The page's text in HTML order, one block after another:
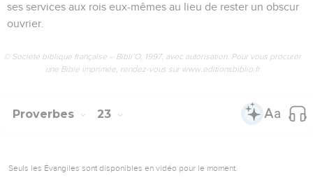
ses services aux rois eux-mêmes au lieu de rester un obscur
ouvrier.
© Société biblique française – Bibli’O, 1997, avec autorisation. Pour vous procurer
une Bible imprimée, rendez-vous sur www.editionsbiblio.fr
Proverbes 23
Seuls les Évangiles sont disponibles en vidéo pour le moment.